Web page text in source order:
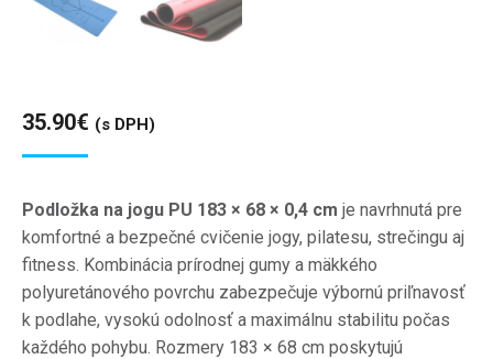
35.90€ (s DPH)
Podložka na jogu PU 183 × 68 × 0,4 cm je navrhnutá pre
komfortné a bezpečné cvičenie jogy, pilatesu, strečingu aj
fitness. Kombinácia prírodnej gumy a mäkkého
polyuretánového povrchu zabezpečuje výbornú priľnavosť
k podlahe, vysokú odolnosť a maximálnu stabilitu počas
každého pohybu. Rozmery 183 × 68 cm poskytujú